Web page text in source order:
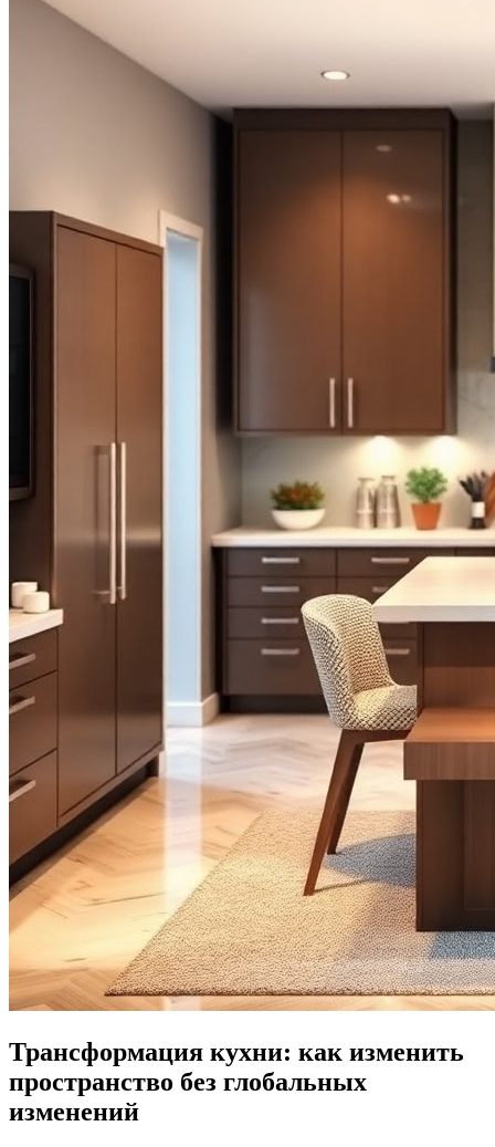
Трансформация кухни: как изменить
пространство без глобальных
изменений